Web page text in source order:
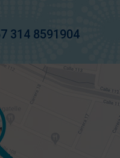
314 8591904